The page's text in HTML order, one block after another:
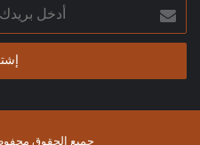
أدخل
بريدك
الإلكتروني